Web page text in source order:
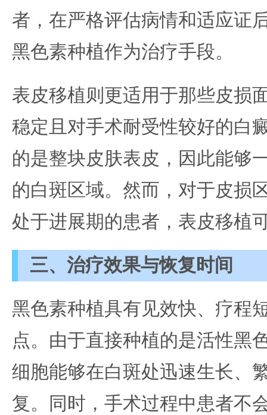
者，在严格评估病情和适应证
黑色素种植作为治疗手段。
表皮移植则更适用于那些皮损
稳定且对手术耐受性较好的白
的是整块皮肤表皮，因此能够
的白斑区域。然而，对于皮损
处于进展期的患者，表皮移植
三、治疗效果与恢复时间
黑色素种植具有见效快、疗程
点。由于直接种植的是活性黑
细胞能够在白斑处迅速生长、
复。同时，手术过程中患者不